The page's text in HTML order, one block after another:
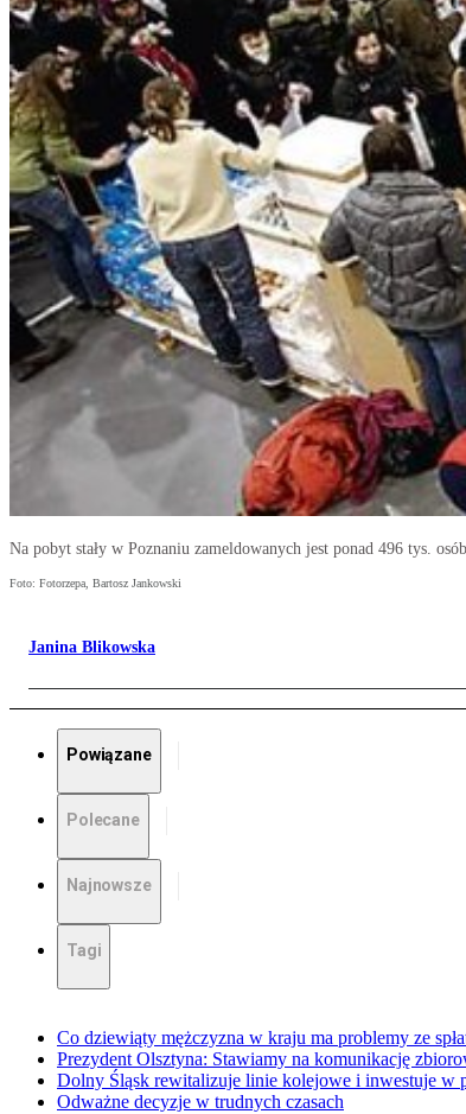
Na pobyt stały w Poznaniu zameldowanych jest ponad 496 tys. osób
Foto: Fotorzepa, Bartosz Jankowski
Janina Blikowska
Powiązane
Polecane
Najnowsze
Tagi
Co dziewiąty mężczyzna w kraju ma problemy ze
Prezydent Olsztyna: Stawiamy na komunikację
Dolny Śląsk rewitalizuje linie kolejowe i inwestuje w
Odważne decyzje w trudnych czasach